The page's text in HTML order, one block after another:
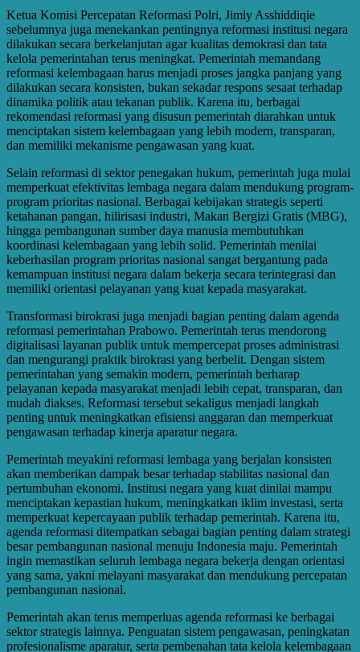
Ketua Komisi Percepatan Reformasi Polri, Jimly Asshiddiqie
sebelumnya juga menekankan pentingnya reformasi institusi negara
dilakukan secara berkelanjutan agar kualitas demokrasi dan tata
kelola pemerintahan terus meningkat. Pemerintah memandang
reformasi kelembagaan harus menjadi proses jangka panjang yang
dilakukan secara konsisten, bukan sekadar respons sesaat terhadap
dinamika politik atau tekanan publik. Karena itu, berbagai
rekomendasi reformasi yang disusun pemerintah diarahkan untuk
menciptakan sistem kelembagaan yang lebih modern, transparan,
dan memiliki mekanisme pengawasan yang kuat.
Selain reformasi di sektor penegakan hukum, pemerintah juga mulai
memperkuat efektivitas lembaga negara dalam mendukung program-
program prioritas nasional. Berbagai kebijakan strategis seperti
ketahanan pangan, hilirisasi industri, Makan Bergizi Gratis (MBG),
hingga pembangunan sumber daya manusia membutuhkan
koordinasi kelembagaan yang lebih solid. Pemerintah menilai
keberhasilan program prioritas nasional sangat bergantung pada
kemampuan institusi negara dalam bekerja secara terintegrasi dan
memiliki orientasi pelayanan yang kuat kepada masyarakat.
Transformasi birokrasi juga menjadi bagian penting dalam agenda
reformasi pemerintahan Prabowo. Pemerintah terus mendorong
digitalisasi layanan publik untuk mempercepat proses administrasi
dan mengurangi praktik birokrasi yang berbelit. Dengan sistem
pemerintahan yang semakin modern, pemerintah berharap
pelayanan kepada masyarakat menjadi lebih cepat, transparan, dan
mudah diakses. Reformasi tersebut sekaligus menjadi langkah
penting untuk meningkatkan efisiensi anggaran dan memperkuat
pengawasan terhadap kinerja aparatur negara.
Pemerintah meyakini reformasi lembaga yang berjalan konsisten
akan memberikan dampak besar terhadap stabilitas nasional dan
pertumbuhan ekonomi. Institusi negara yang kuat dinilai mampu
menciptakan kepastian hukum, meningkatkan iklim investasi, serta
memperkuat kepercayaan publik terhadap pemerintah. Karena itu,
agenda reformasi ditempatkan sebagai bagian penting dalam strategi
besar pembangunan nasional menuju Indonesia maju. Pemerintah
ingin memastikan seluruh lembaga negara bekerja dengan orientasi
yang sama, yakni melayani masyarakat dan mendukung percepatan
pembangunan nasional.
Pemerintah akan terus memperluas agenda reformasi ke berbagai
sektor strategis lainnya. Penguatan sistem pengawasan, peningkatan
profesionalisme aparatur, serta pembenahan tata kelola kelembagaan